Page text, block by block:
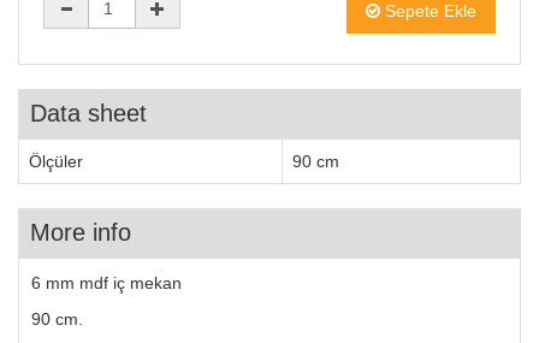
Sepete Ekle
Data sheet
Ölçüler 90 cm
More info
6 mm mdf iç mekan
90 cm.